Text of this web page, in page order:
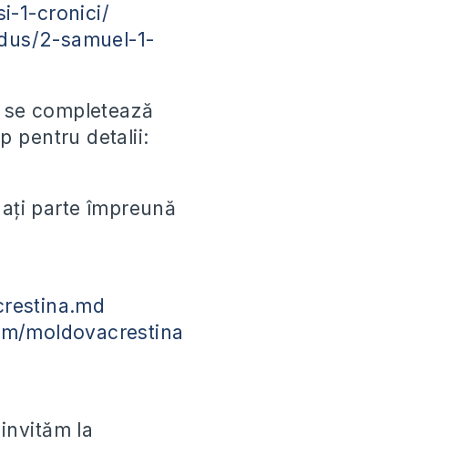
1-cronici/
2-samuel-1-
completează
pentru detalii:
parte împreună
moldovacrestina
la